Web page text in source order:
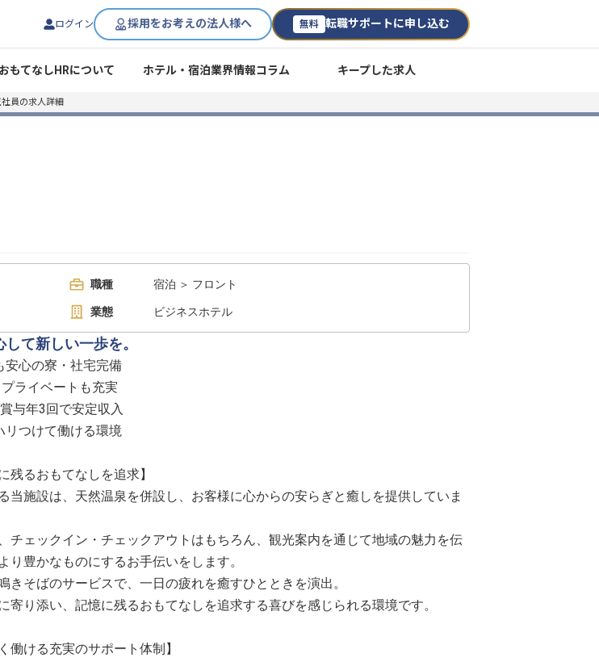
ログイン 採用をお考えの法人様へ 無料 転職サポートに申し込む
おもてなしHRについて ホテル・宿泊業界情報コラム キープした求人
員の求人詳細
職種 宿泊 ＞ フロント
業態 ビジネスホテル
て新しい一歩を。
安心の寮・社宅完備
ライベートも充実
与年3回で安定収入
リつけて働ける環境
残るおもてなしを追求】
当施設は、天然温泉を併設し、お客様に心からの安らぎと癒しを提供していま
チェックイン・チェックアウトはもちろん、観光案内を通じて地域の魅力を伝
り豊かなものにするお手伝いをします。
きそばのサービスで、一日の疲れを癒すひとときを演出。
寄り添い、記憶に残るおもてなしを追求する喜びを感じられる環境です。
働ける充実のサポート体制】